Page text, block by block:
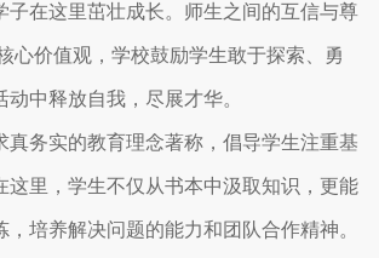
子在这里茁壮成长。师生之间的互信与尊
心价值观，学校鼓励学生敢于探索、勇
中释放自我，尽展才华。
真务实的教育理念著称，倡导学生注重基
这里，学生不仅从书本中汲取知识，更能
培养解决问题的能力和团队合作精神。